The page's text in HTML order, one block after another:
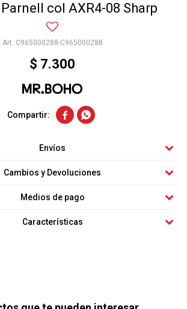
col AXR4-08 Sharp
C965000288-C965000288
$ 7.300
 
Envíos
Cambios y Devoluciones
Medios de pago
Características